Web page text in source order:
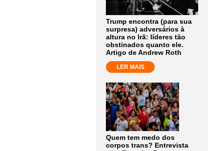
Trump encontra (para sua
surpresa) adversários à
altura no Irã: líderes tão
obstinados quanto ele.
Artigo de Andrew Roth
LER MAIS
Quem tem medo dos
corpos trans? Entrevista